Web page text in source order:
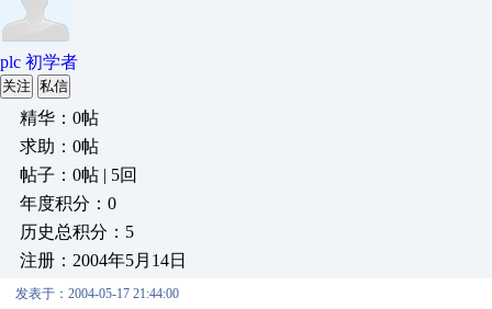
plc 初学者
关注 私信
精华：0帖
求助：0帖
帖子：0帖 | 5回
年度积分：0
历史总积分：5
注册：2004年5月14日
发表于：2004-05-17 21:44:00